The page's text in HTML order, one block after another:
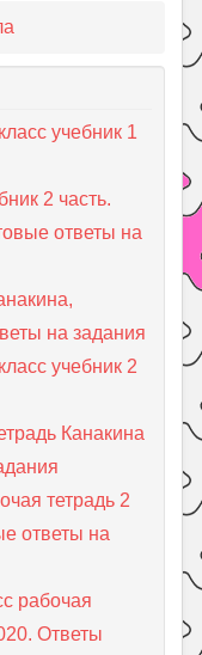
учебник 1
2 часть.
ответы на
на задания
учебник 2
Канакина
тетрадь 2
ответы на
рабочая
Ответы